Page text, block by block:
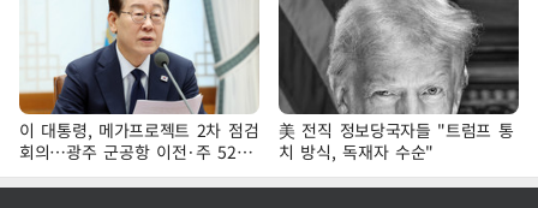
이 대통령, 메가프로젝트 2차 점검
회의…광주 군공항 이전·주 52시
간 예외 등 논의
美 전직 정보당국자들 "트럼프 통
치 방식, 독재자 수순"